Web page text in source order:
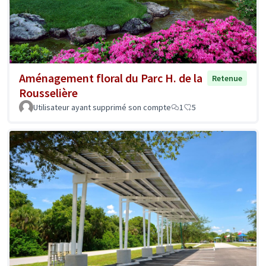
Aménagement floral du Parc H. de la
Rousselière
Retenue
Utilisateur ayant supprimé son compte 1 5